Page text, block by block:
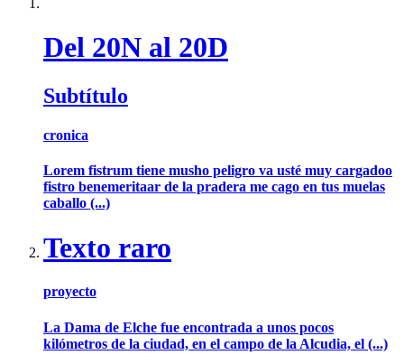
Del 20N al 20D
Subtítulo
cronica
Lorem fistrum tiene musho peligro va usté muy cargadoo
fistro benemeritaar de la pradera me cago en tus muelas
caballo (...)
Texto raro
proyecto
La Dama de Elche fue encontrada a unos pocos
kilómetros de la ciudad, en el campo de la Alcudia, el (...)